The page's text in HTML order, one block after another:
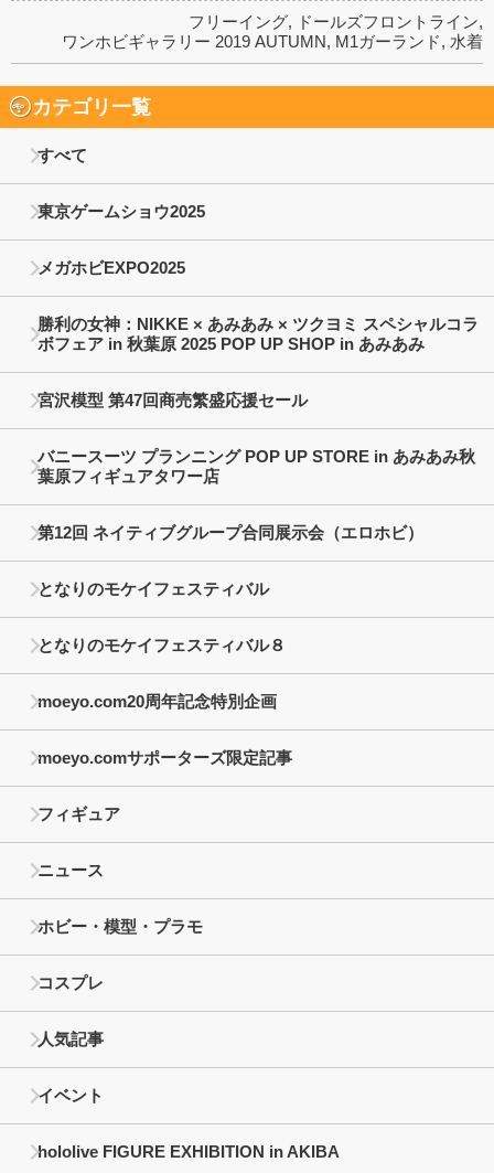
フリーイング, ドールズフロントライン,
ワンホビギャラリー 2019 AUTUMN, M1ガーランド, 水着
カテゴリ一覧
すべて
東京ゲームショウ2025
メガホビEXPO2025
勝利の女神：NIKKE × あみあみ × ツクヨミ スペシャルコラ
ボフェア in 秋葉原 2025 POP UP SHOP in あみあみ
宮沢模型 第47回商売繁盛応援セール
バニースーツ プランニング POP UP STORE in あみあみ秋
葉原フィギュアタワー店
第12回 ネイティブグループ合同展示会（エロホビ）
となりのモケイフェスティバル
となりのモケイフェスティバル８
moeyo.com20周年記念特別企画
moeyo.comサポーターズ限定記事
フィギュア
ニュース
ホビー・模型・プラモ
コスプレ
人気記事
イベント
hololive FIGURE EXHIBITION in AKIBA